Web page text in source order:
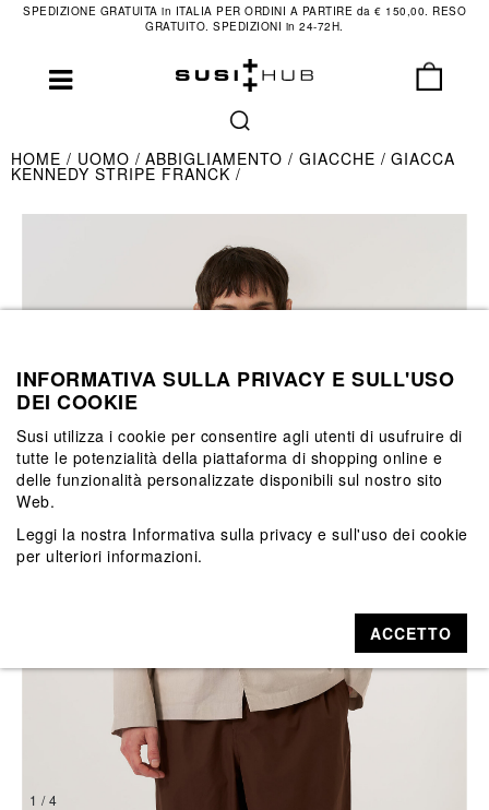
SPEDIZIONE GRATUITA in ITALIA PER ORDINI A PARTIRE da € 150,00. RESO
GRATUITO. SPEDIZIONI in 24-72H.
HOME UOMO ABBIGLIAMENTO GIACCHE GIACCA
KENNEDY STRIPE FRANCK
1 / 4
INFORMATIVA SULLA PRIVACY E SULL'USO
DEI COOKIE
Susi utilizza i cookie per consentire agli utenti di usufruire di
tutte le potenzialità della piattaforma di shopping online e
delle funzionalità personalizzate disponibili sul nostro sito
Web.
Leggi la nostra Informativa sulla privacy e sull'uso dei cookie
per ulteriori informazioni.
ACCETTO